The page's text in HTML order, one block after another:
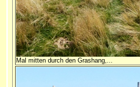
Mal mitten durch den Grashang,...